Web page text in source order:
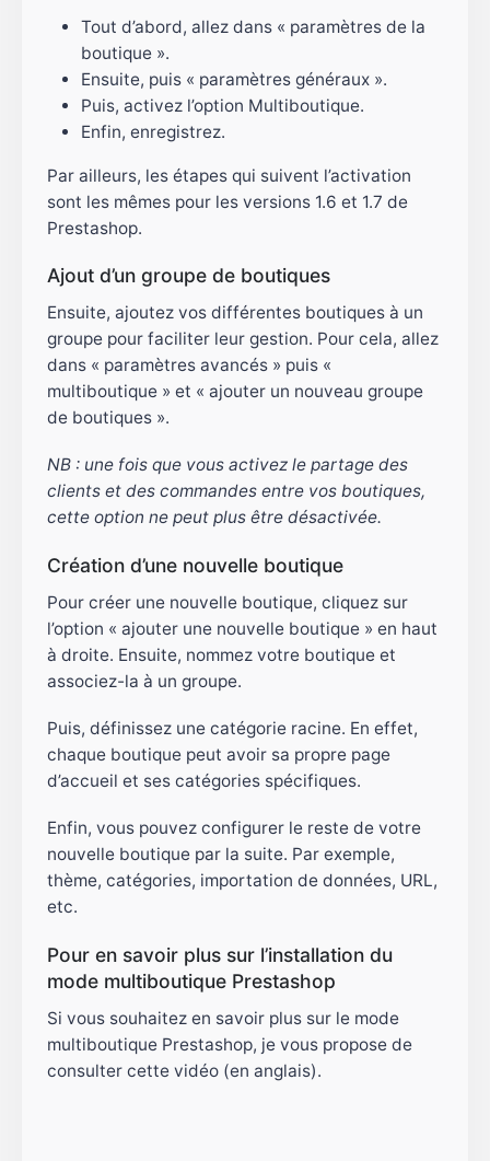
Tout d’abord, allez dans « paramètres de la
boutique ».
Ensuite, puis « paramètres généraux ».
Puis, activez l’option Multiboutique.
Enfin, enregistrez.
Par ailleurs, les étapes qui suivent l’activation
sont les mêmes pour les versions 1.6 et 1.7 de
Prestashop.
Ajout d’un groupe de boutiques
Ensuite, ajoutez vos différentes boutiques à un
groupe pour faciliter leur gestion. Pour cela, allez
dans « paramètres avancés » puis «
multiboutique » et « ajouter un nouveau groupe
de boutiques ».
NB : une fois que vous activez le partage des
clients et des commandes entre vos boutiques,
cette option ne peut plus être désactivée.
Création d’une nouvelle boutique
Pour créer une nouvelle boutique, cliquez sur
l’option « ajouter une nouvelle boutique » en haut
à droite. Ensuite, nommez votre boutique et
associez-la à un groupe.
Puis, définissez une catégorie racine. En effet,
chaque boutique peut avoir sa propre page
d’accueil et ses catégories spécifiques.
Enfin, vous pouvez configurer le reste de votre
nouvelle boutique par la suite. Par exemple,
thème, catégories, importation de données, URL,
etc.
Pour en savoir plus sur l’installation du
mode multiboutique Prestashop
Si vous souhaitez en savoir plus sur le mode
multiboutique Prestashop, je vous propose de
consulter cette vidéo (en anglais).